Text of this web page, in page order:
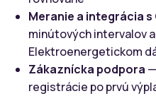
Meranie a integrácia s
minútových intervalov
Elektroenergetickom
Zákaznícka podpora
registrácie po prvú